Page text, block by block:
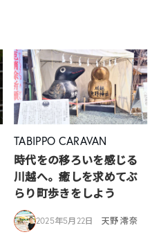
TABIPPO CARAVAN
時代をの移ろいを感じる
川越へ。癒しを求めてぶ
らり町歩きをしよう
2025年5月22日 天野 澪奈